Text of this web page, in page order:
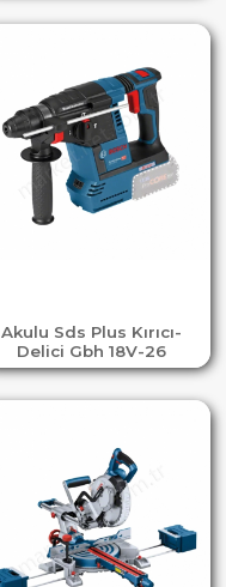
Akulu Sds Plus Kırıcı-
Delici Gbh 18V-26